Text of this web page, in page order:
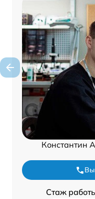
Константин
Стаж